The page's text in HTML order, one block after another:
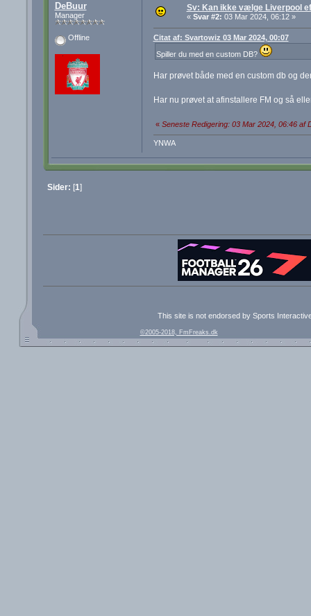
DeBuur
Manager
Offline
Sv: Kan ikke vælge Liverpool
« Svar #2: 03 Mar 2024, 06:12 »
Citat af: Svartowiz 03 Mar 2024, 00:07
Spiller du med en custom DB?
Har prøvet både med en custom db og
Har nu prøvet at afinstallere FM og så
« Seneste Redigering: 03 Mar 2024, 06:46 af
YNWA
Sider: [1]
This site is not endorsed by Sports
©2005-2018, FmFreaks.dk